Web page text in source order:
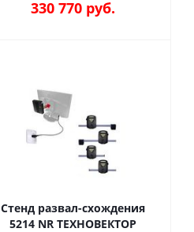
330 770 руб.
Стенд развал-схождения
5214 NR ТЕХНОВЕКТОР